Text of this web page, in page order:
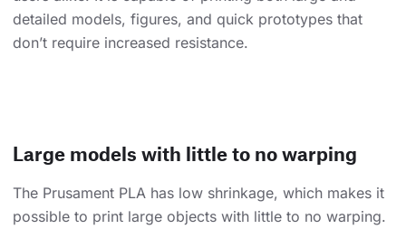
detailed models, figures, and quick prototypes that
don’t require increased resistance.
Large models with little to no warping
The Prusament PLA has low shrinkage, which makes it
possible to print large objects with little to no warping.